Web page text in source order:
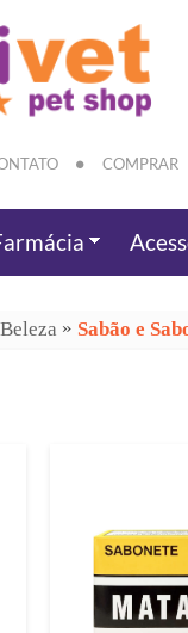
COMPRAR
» Sabão e